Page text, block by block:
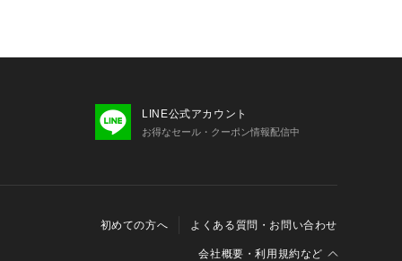
LINE公式アカウント
お得なセール・クーポン情報配信中
初めての方へ よくある質問・お問い合わせ
会社概要・利用規約など